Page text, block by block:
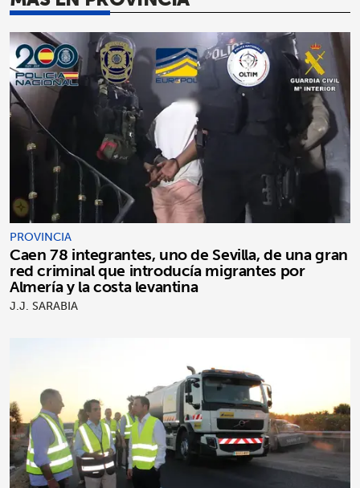
PROVINCIA
Caen 78 integrantes, uno de Sevilla, de una gran
red criminal que introducía migrantes por
Almería y la costa levantina
J.J. SARABIA